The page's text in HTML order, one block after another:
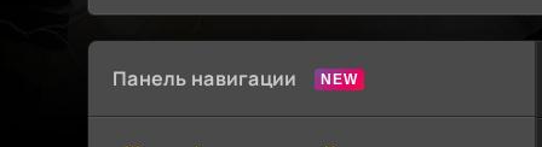
Панель навигации